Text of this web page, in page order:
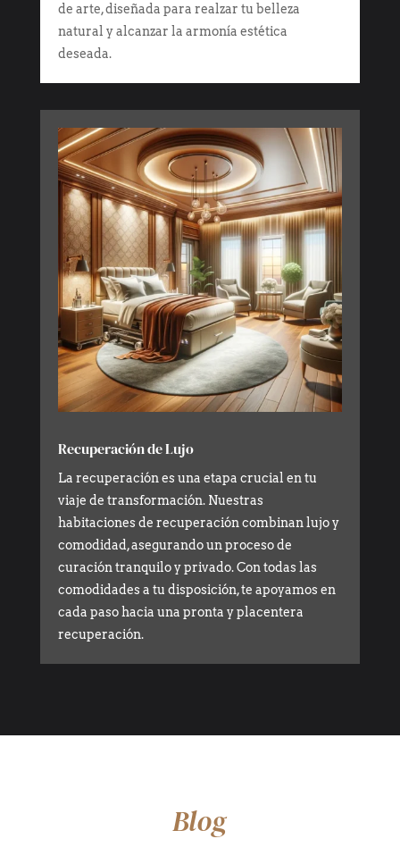
de arte, diseñada para realzar tu belleza
natural y alcanzar la armonía estética
deseada.
Recuperación de Lujo
La recuperación es una etapa crucial en tu
viaje de transformación. Nuestras
habitaciones de recuperación combinan lujo y
comodidad, asegurando un proceso de
curación tranquilo y privado. Con todas las
comodidades a tu disposición, te apoyamos en
cada paso hacia una pronta y placentera
recuperación.
Blog